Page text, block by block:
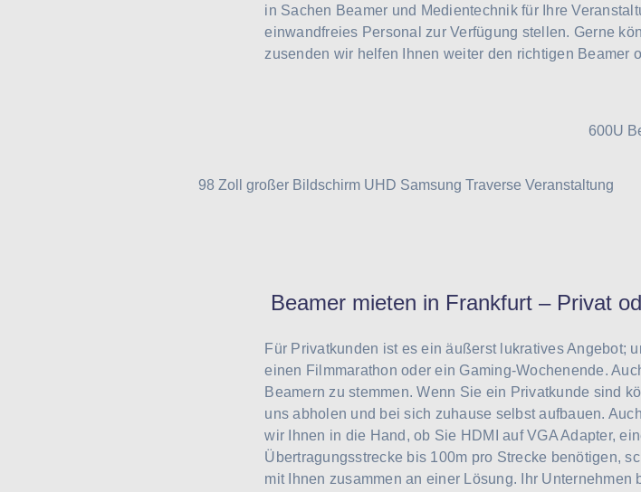
in Sachen Beamer und Medientechnik für Ihre
einwandfreies Personal zur Verfügung stellen. Gerne
zusenden wir helfen Ihnen weiter den richtigen Beamer
Beamer mieten in Frankfurt – Privat
Für Privatkunden ist es ein äußerst lukratives Angebot;
einen Filmmarathon oder ein Gaming-Wochenende.
Beamern zu stemmen. Wenn Sie ein Privatkunde sind
uns abholen und bei sich zuhause selbst aufbauen.
wir Ihnen in die Hand, ob Sie HDMI auf VGA Adapter,
Übertragungsstrecke bis 100m pro Strecke benötigen,
mit Ihnen zusammen an einer Lösung. Ihr